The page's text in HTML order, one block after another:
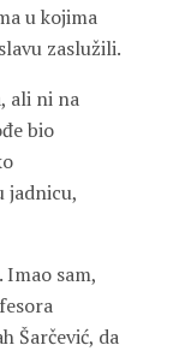
u kojima
zaslužili.
ali ni na
bio
jadnicu,
sam,
Šarčević, da